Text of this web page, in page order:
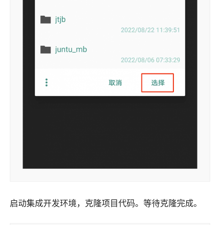
启动集成开发环境，克隆项目代码。等待克隆完成。